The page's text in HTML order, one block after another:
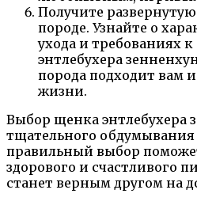
Получите
породе. Узнайте о
ухода и требованиях
энтлебухера
порода подходит вам
жизни.
Выбор щенка энтлебухера
тщательного обдумывания
правильный выбор
здорового и счастливого
станет верным другом на